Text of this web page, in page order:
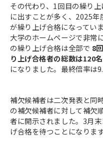
その代わり、1回目の繰り
に出すことが多く、2025年
が繰り上げ合格になってい
大学のホームページで非常
の繰り上げ合格は全部で 8回
り上げ合格者の総数は120
になりました。最終倍率は
補欠候補者は二次発表と同
の補欠候補者に対して補欠
者に開示されました。3月
げ合格を待つことになります